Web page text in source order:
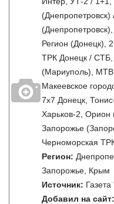
(Днепропетровск)
Регион (Донецк),
ТРК Донецк /
(Мариуполь), МТВ
Макеевское
7x7 Донецк,
Харьков-2, Орион
Запорожье
Черноморская
Регион:
Запорожье, Крым
Источник:
Добавил на сайт: